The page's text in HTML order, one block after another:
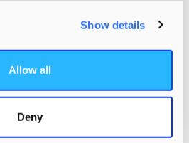
Show details
Allow all
Deny